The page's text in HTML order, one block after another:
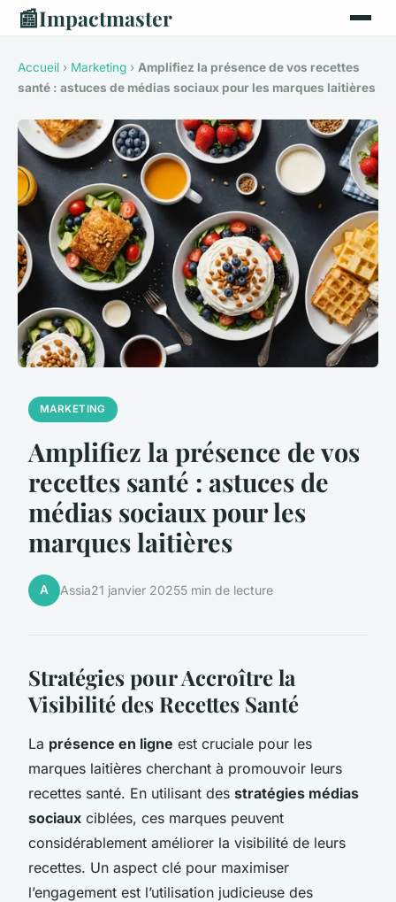
📰Impactmaster
Accueil › Marketing › Amplifiez la présence de vos recettes
santé : astuces de médias sociaux pour les marques laitières
MARKETING
Amplifiez la présence de vos
recettes santé : astuces de
médias sociaux pour les
marques laitières
A Assia21 janvier 20255 min de lecture
Stratégies pour Accroître la
Visibilité des Recettes Santé
La présence en ligne est cruciale pour les
marques laitières cherchant à promouvoir leurs
recettes santé. En utilisant des stratégies médias
sociaux ciblées, ces marques peuvent
considérablement améliorer la visibilité de leurs
recettes. Un aspect clé pour maximiser
l’engagement est l’utilisation judicieuse des